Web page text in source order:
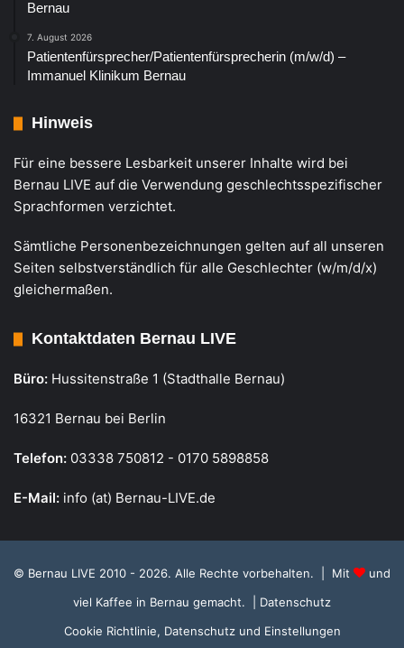
Bernau
7. August 2026
Patientenfürsprecher/Patientenfürsprecherin (m/w/d) –
Immanuel Klinikum Bernau
Hinweis
Für eine bessere Lesbarkeit unserer Inhalte wird bei
Bernau LIVE auf die Verwendung geschlechtsspezifischer
Sprachformen verzichtet.
Sämtliche Personenbezeichnungen gelten auf all unseren
Seiten selbstverständlich für alle Geschlechter (w/m/d/x)
gleichermaßen.
Kontaktdaten Bernau LIVE
Büro: Hussitenstraße 1 (Stadthalle Bernau)
16321 Bernau bei Berlin
Telefon: 03338 750812 - 0170 5898858
E-Mail: info (at) Bernau-LIVE.de
© Bernau LIVE 2010 - 2026. Alle Rechte vorbehalten. | Mit
und
viel Kaffee in Bernau gemacht.
| Datenschutz
Cookie Richtlinie, Datenschutz und Einstellungen